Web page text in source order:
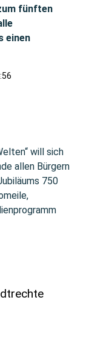
fünften
einen
will sich
allen Bürgern
750